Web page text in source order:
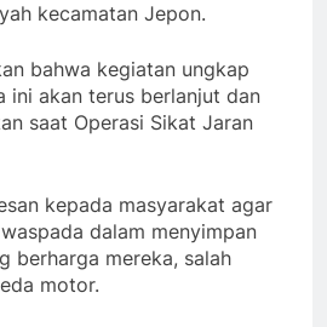
kecamatan Jepon.
bahwa kegiatan ungkap
ini akan terus berlanjut dan
saat Operasi Sikat Jaran
kepada masyarakat agar
dalam menyimpan
berharga mereka, salah
motor.